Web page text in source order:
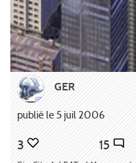
GER
publié le 5 juil 2006
3 15